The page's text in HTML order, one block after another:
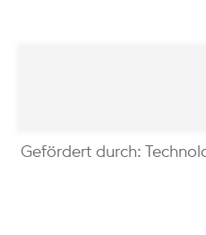
Gefördert durch: